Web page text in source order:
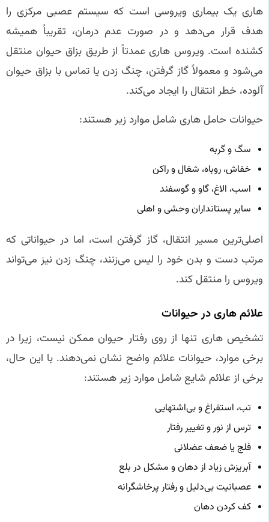
هاری یک بیماری ویروسی است که سیستم عصبی مرکزی را
هدف قرار می‌دهد و در صورت عدم درمان، تقریباً همیشه
کشنده است. ویروس هاری عمدتاً از طریق بزاق حیوان منتقل
می‌شود و معمولاً گاز گرفتن، چنگ زدن یا تماس با بزاق حیوان
آلوده، خطر انتقال را ایجاد می‌کند.
حیوانات حامل هاری شامل موارد زیر هستند:
سگ و گربه
خفاش، روباه، شغال و راکن
اسب، الاغ، گاو و گوسفند
سایر پستانداران وحشی و اهلی
اصلی‌ترین مسیر انتقال، گاز گرفتن است، اما در حیواناتی که
مرتب دست و بدن خود را لیس می‌زنند، چنگ زدن نیز می‌تواند
ویروس را منتقل کند.
علائم هاری در حیوانات
تشخیص هاری تنها از روی رفتار حیوان ممکن نیست، زیرا در
برخی موارد، حیوانات علائم واضح نشان نمی‌دهند. با این حال،
برخی از علائم شایع شامل موارد زیر هستند:
تب، استفراغ و بی‌اشتهایی
ترس از نور و تغییر رفتار
فلج یا ضعف عضلانی
آبریزش زیاد از دهان و مشکل در بلع
عصبانیت بی‌دلیل و رفتار پرخاشگرانه
کف کردن دهان